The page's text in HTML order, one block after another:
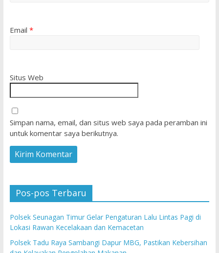
Email *
Situs Web
Simpan nama, email, dan situs web saya pada peramban ini
untuk komentar saya berikutnya.
Pos-pos Terbaru
Polsek Seunagan Timur Gelar Pengaturan Lalu Lintas Pagi di
Lokasi Rawan Kecelakaan dan Kemacetan
Polsek Tadu Raya Sambangi Dapur MBG, Pastikan Kebersihan